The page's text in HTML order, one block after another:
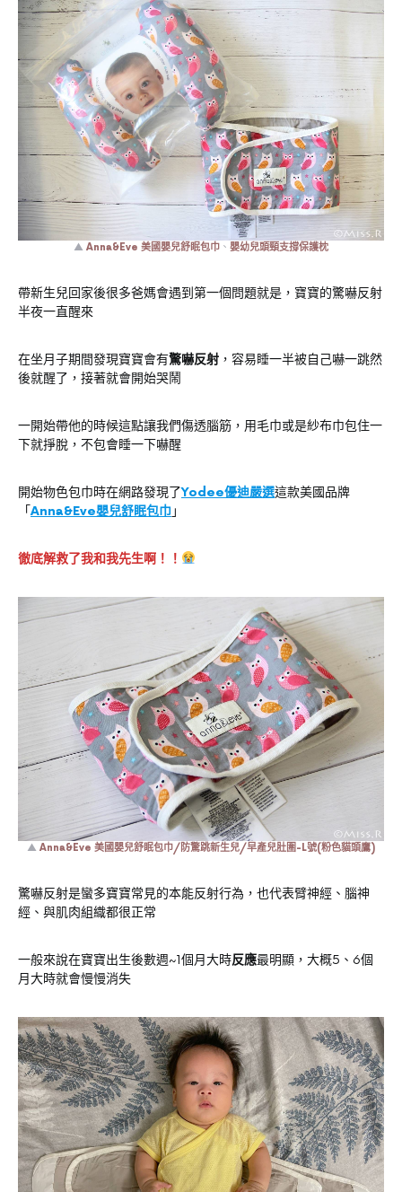
▲ Anna&Eve 美國嬰兒舒眠包巾 、 嬰幼兒頭頸支撐保護枕
帶新生兒回家後很多爸媽會遇到第一個問題就是，寶寶的驚嚇反射
半夜一直醒來
在坐月子期間發現寶寶會有驚嚇反射 ，容易睡一半被自己嚇一跳然
後就醒了，接著就會開始哭鬧
一開始帶他的時候這點讓我們傷透腦筋，用毛巾或是紗布巾包住一
下就掙脫，不包會睡一下嚇醒
開始物色包巾時在網路發現了Yodee優迪嚴選這款美國品牌
「Anna&Eve嬰兒舒眠包巾 」
徹底解救了我和我先生啊！！
▲ Anna&Eve 美國嬰兒舒眠包巾/防驚跳新生兒/早產兒肚圍-L號(粉色貓頭鷹)
驚嚇反射是蠻多寶寶常見的本能反射行為，也代表臂神經、腦神
經、與肌肉組織都很正常
一般來說在寶寶出生後數週~1個月大時反應最明顯，大概5、6個
月大時就會慢慢消失